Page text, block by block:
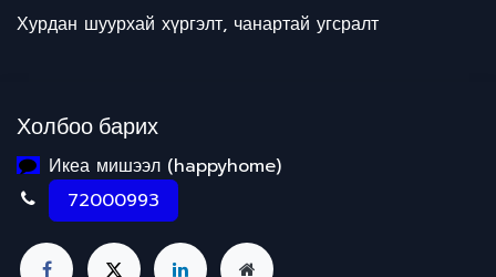
Хурдан шуурхай хүргэлт, чанартай угсралт
Холбоо барих
Икеа мишээл (happyhome)
72000993